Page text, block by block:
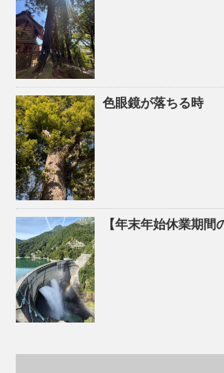
色眼鏡が落ちる時
【年末年始休業期間